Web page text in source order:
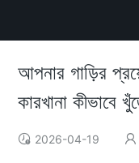
আপনার গাড়ির
কারখানা কীভাবে
2026-04-19